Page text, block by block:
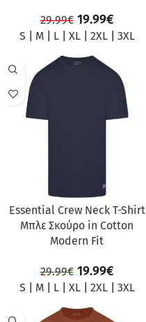
29.99€ 19.99€
S M| L| XL| 2XL| 3XL
ΠΡΟΣΦΟΡΆ
Essential Crew Neck T-Shirt
Μπλε Σκούρο in Cotton
Modern Fit
29.99€ 19.99€
S M| L| XL| 2XL| 3XL